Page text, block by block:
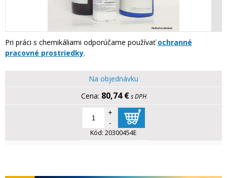
Pri práci s chemikáliami odporúčame používaťochranné
pracovné prostriedky.
Na objednávku
80,74 € s DPH
+
-
Kód: 20300454E